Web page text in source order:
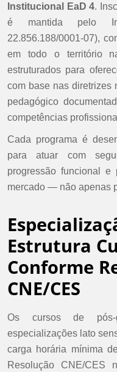
Institucional EaD 4.
é mantida pelo
22.856.188/0001-07),
em todo o território
estruturados para
com base nas diretrizes
pedagógico
competências
Cada programa é
para atuar com
progressão funcional e
mercado — não apenas
Estrutura
Conforme
CNE/CES
Os cursos de pós-
especializações lato
carga horária mínima
Resolução CNE/CES